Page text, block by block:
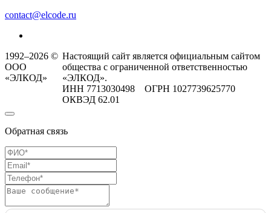
contact@elcode.ru
1992–2026 ©
ООО
«ЭЛКОД»
Настоящий сайт является официальным сайтом
общества с ограниченной ответственностью
«ЭЛКОД».
ИНН 7713030498 ОГРН 1027739625770
ОКВЭД 62.01
Обратная связь